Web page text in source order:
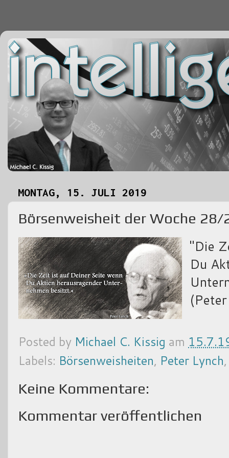
MONTAG, 15. JULI 2019
Börsenweisheit der Woche 28/
"Die
Du
Posted by Michael C. Kissig am
Labels: Börsenweisheiten, Peter Lynch
Keine Kommentare:
Kommentar veröffentlichen